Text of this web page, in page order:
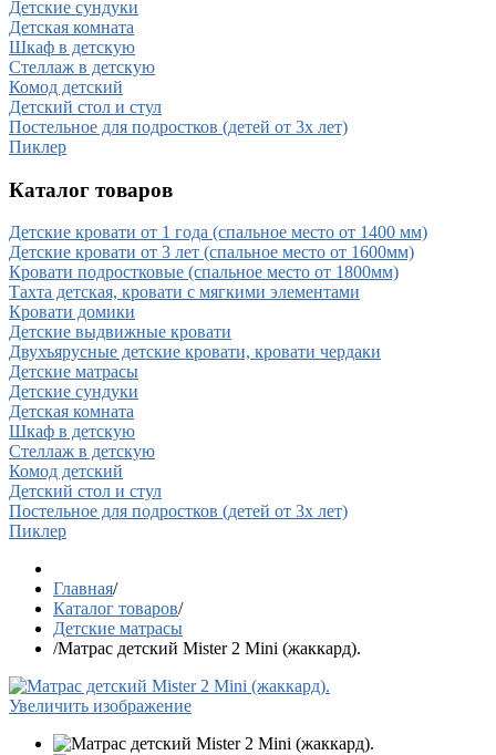
Детские сундуки
Детская комната
Шкаф в детскую
Стеллаж в детскую
Комод детский
Детский стол и стул
Постельное для подростков (детей от 3х лет)
Пиклер
Каталог товаров
Детские кровати от 1 года (спальное место от 1400 мм)
Детские кровати от 3 лет (спальное место от 1600мм)
Кровати подростковые (спальное место от 1800мм)
Тахта детская, кровати с мягкими элементами
Кровати домики
Детские выдвижные кровати
Двухъярусные детские кровати, кровати чердаки
Детские матрасы
Детские сундуки
Детская комната
Шкаф в детскую
Стеллаж в детскую
Комод детский
Детский стол и стул
Постельное для подростков (детей от 3х лет)
Пиклер
Главная/
Каталог товаров/
Детские матрасы
/Матрас детский Mister 2 Mini (жаккард).
Увеличить изображение